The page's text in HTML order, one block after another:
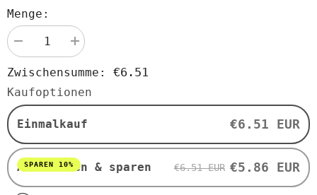
Menge:
verringern
für
Bitterschokolade
mit
Orangengeschmack
BIO
100
g
-
VIVANI
Menge
erhöhen
Bitterschokolade
mit
Orangengeschmack
BIO
100
g
-
VIVANI
Zwischensumme: €6.51
Kaufoptionen
Einmalkauf €6.51 EUR
Abonnieren & sparen
SPAREN 10% €6.51 EUR €5.86 EUR